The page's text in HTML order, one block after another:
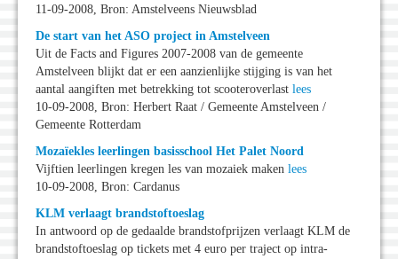
11-09-2008, Bron: Amstelveens Nieuwsblad
De start van het ASO project in Amstelveen
Uit de Facts and Figures 2007-2008 van de gemeente
Amstelveen blijkt dat er een aanzienlijke stijging is van het
aantal aangiften met betrekking tot scooteroverlast lees
10-09-2008, Bron: Herbert Raat / Gemeente Amstelveen /
Gemeente Rotterdam
Mozaïekles leerlingen basisschool Het Palet Noord
Vijftien leerlingen kregen les van mozaiek maken lees
10-09-2008, Bron: Cardanus
KLM verlaagt brandstoftoeslag
In antwoord op de gedaalde brandstofprijzen verlaagt KLM de
brandstoftoeslag op tickets met 4 euro per traject op intra-